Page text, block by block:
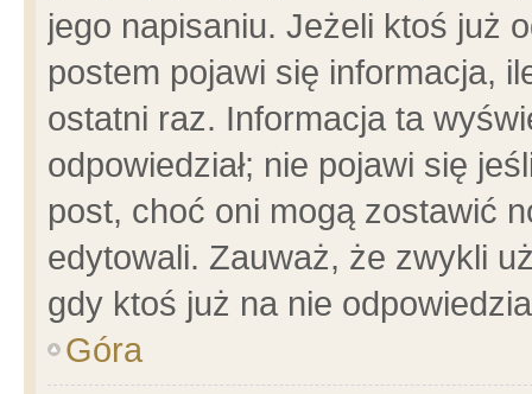
jego napisaniu. Jeżeli ktoś już
postem pojawi się informacja,
ostatni raz. Informacja ta
odpowiedział; nie pojawi się
post, choć oni mogą zostawić
edytowali. Zauważ, że zwykli
gdy ktoś już na nie
Góra